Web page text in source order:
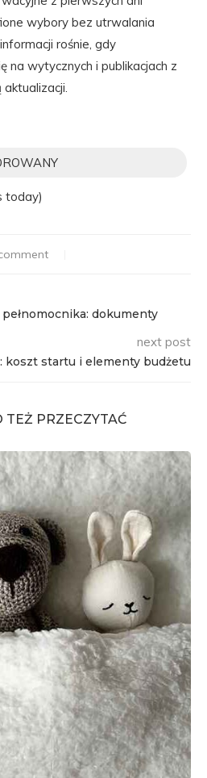
wybory bez utrwalania
rośnie, gdy
na wytycznych i publikacjach z
today)
dokumenty
next post
koszt startu i elementy budżetu
TEŻ PRZECZYTAĆ